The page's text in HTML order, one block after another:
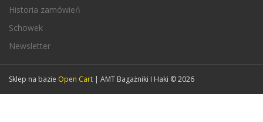
Historia zamówień
Schowek
Newsletter
Sklep na bazie Open Cart | AMT Bagażniki I Haki © 2026